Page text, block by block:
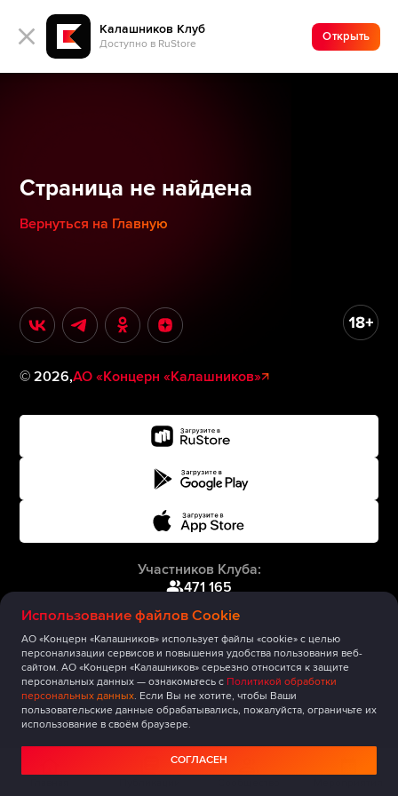
Калашников Клуб
Доступно в RuStore
Открыть
Использование файлов Cookie
АО «Концерн «Калашников» использует файлы «cookie» с целью
персонализации сервисов и повышения удобства пользования веб-
сайтом. АО «Концерн «Калашников» серьезно относится к защите
персональных данных — ознакомьтесь с Политикой обработки
персональных данных. Если Вы не хотите, чтобы Ваши
пользовательские данные обрабатывались, пожалуйста, ограничьте их
использование в своём браузере.
СОГЛАСЕН
Страница не найдена
Вернуться на Главную
©2026,АО «Концерн «Калашников»
Участников Клуба:
471 165